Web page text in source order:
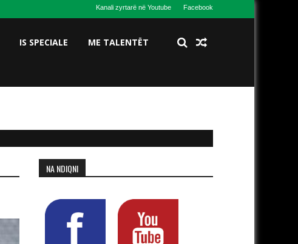
Kanali zyrtarë në Youtube Facebook
IS SPECIALE ME TALENTËT
NA NDIQNI